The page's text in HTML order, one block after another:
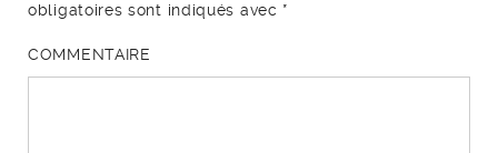
obligatoires sont indiqués avec *
COMMENTAIRE